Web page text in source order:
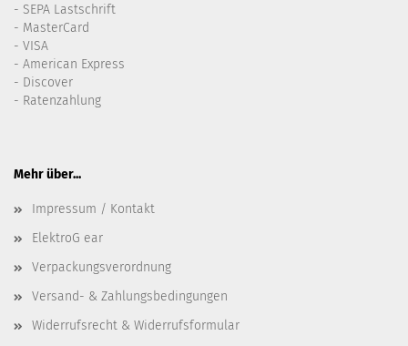
- SEPA Lastschrift
- MasterCard
- VISA
- American Express
- Discover
- Ratenzahlung
Mehr über...
Impressum / Kontakt
ElektroG ear
Verpackungsverordnung
Versand- & Zahlungsbedingungen
Widerrufsrecht & Widerrufsformular